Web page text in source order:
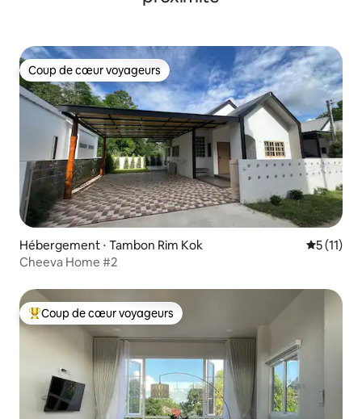
Coup de cœur voyageurs
Coup de cœur voyageurs
Hébergement ⋅ Tambon Rim Kok
5 (11)
Cheeva Home #2
Coups de cœur voyageurs les plus appréciés
Coup de cœur voyageurs